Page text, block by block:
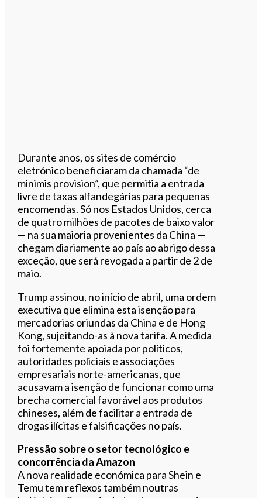
Durante anos, os sites de comércio
eletrónico beneficiaram da chamada “de
minimis provision”, que permitia a entrada
livre de taxas alfandegárias para pequenas
encomendas. Só nos Estados Unidos, cerca
de quatro milhões de pacotes de baixo valor
— na sua maioria provenientes da China —
chegam diariamente ao país ao abrigo dessa
exceção, que será revogada a partir de 2 de
maio.
Trump assinou, no início de abril, uma ordem
executiva que elimina esta isenção para
mercadorias oriundas da China e de Hong
Kong, sujeitando-as à nova tarifa. A medida
foi fortemente apoiada por políticos,
autoridades policiais e associações
empresariais norte-americanas, que
acusavam a isenção de funcionar como uma
brecha comercial favorável aos produtos
chineses, além de facilitar a entrada de
drogas ilícitas e falsificações no país.
Pressão sobre o setor tecnológico e
concorrência da Amazon
A nova realidade económica para Shein e
Temu tem reflexos também noutras